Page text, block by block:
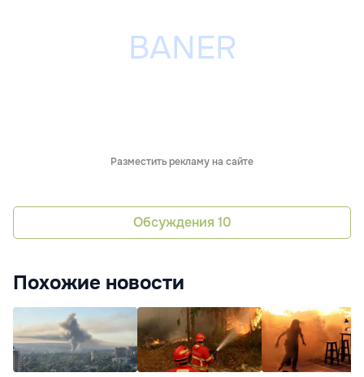
Разместить рекламу на сайте
Обсуждения 10
Похожие новости